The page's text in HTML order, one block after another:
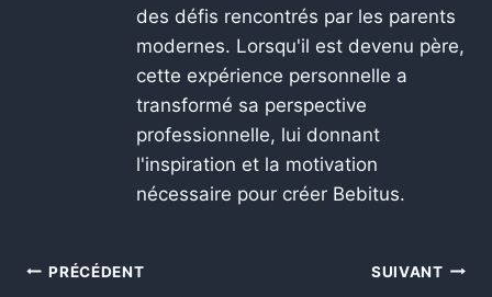
des défis rencontrés par les parents
modernes. Lorsqu'il est devenu père,
cette expérience personnelle a
transformé sa perspective
professionnelle, lui donnant
l'inspiration et la motivation
nécessaire pour créer Bebitus.
PRÉCÉDENT SUIVANT